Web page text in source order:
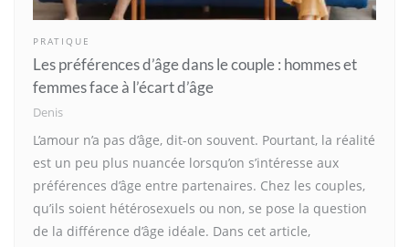
PRATIQUE
Les préférences d’âge dans le couple : hommes et
femmes face à l’écart d’âge
Denis
L’amour n’a pas d’âge, dit-on souvent. Pourtant, la réalité
est un peu plus nuancée lorsqu’on s’intéresse aux
préférences d’âge entre partenaires. Chez les couples,
qu’ils soient hétérosexuels ou non, se pose la question
de la différence d’âge idéale. Dans cet article,